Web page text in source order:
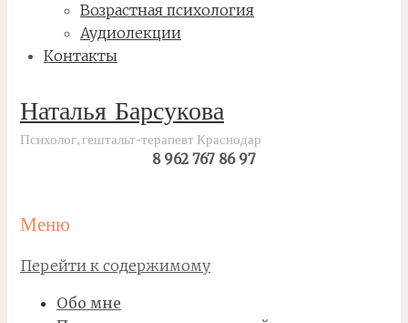
Возрастная психология
Аудиолекции
Контакты
Наталья Барсукова
Психолог, гештальт-терапевт Краснодар
8 962 767 86 97
Меню
Перейти к содержимому
Обо мне